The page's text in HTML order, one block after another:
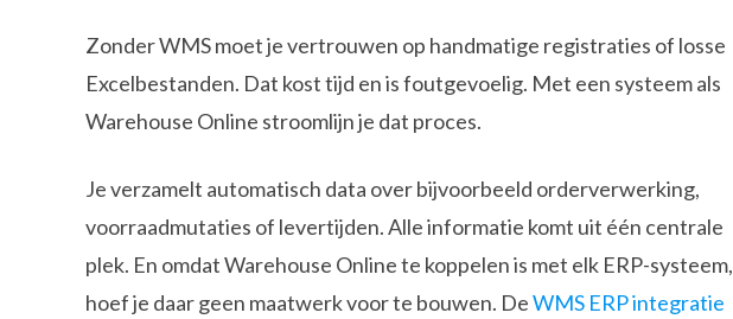
Zonder WMS moet je vertrouwen op handmatige registraties of losse
Excelbestanden. Dat kost tijd en is foutgevoelig. Met een systeem als
Warehouse Online stroomlijn je dat proces.
Je verzamelt automatisch data over bijvoorbeeld orderverwerking,
voorraadmutaties of levertijden. Alle informatie komt uit één centrale
plek. En omdat Warehouse Online te koppelen is met elk ERP-systeem,
hoef je daar geen maatwerk voor te bouwen. DeWMS ERP integratie